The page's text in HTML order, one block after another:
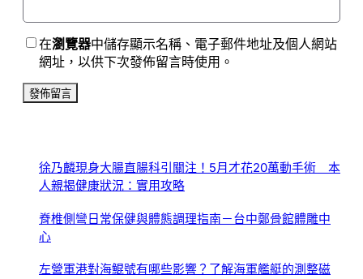
在瀏覽器中儲存顯示名稱、電子郵件地址及個人網站
網址，以供下次發佈留言時使用。
徐乃麟現身大腸直腸科引關注！5月才花20萬動手術 本
人親揭健康狀況：實用攻略
脊椎側彎日常保健與體態調理指南－台中鄭骨館體雕中
心
左營軍港對海鯤號有哪些影響？了解海軍艦艇的測整磁